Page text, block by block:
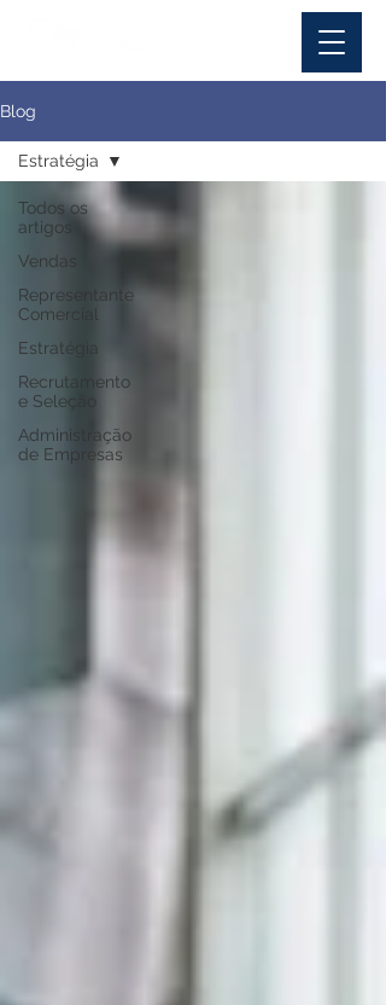
Blog
Todos os
artigos
Vendas
Representante
Comercial
Estratégia
Recrutamento
e Seleção
Administração
de Empresas
Estratégia